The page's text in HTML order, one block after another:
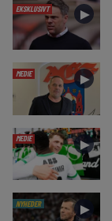
EKSKLUSIVT ►
MEDIE ►
MEDIE ►
NYHEDER ►